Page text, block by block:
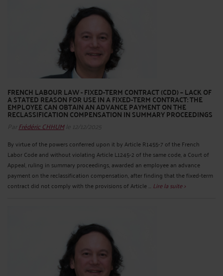
FRENCH LABOUR LAW - FIXED-TERM CONTRACT (CDD) – LACK OF
A STATED REASON FOR USE IN A FIXED-TERM CONTRACT: THE
EMPLOYEE CAN OBTAIN AN ADVANCE PAYMENT ON THE
RECLASSIFICATION COMPENSATION IN SUMMARY PROCEEDINGS
Par Frédéric CHHUMle 12/12/2025
By virtue of the powers conferred upon it by Article R1455-7 of the French
Labor Code and without violating Article L1245-2 of the same code, a Court of
Appeal, ruling in summary proceedings, awarded an employee an advance
payment on the reclassification compensation, after finding that the fixed-term
contract did not comply with the provisions of Article ... Lire la suite >